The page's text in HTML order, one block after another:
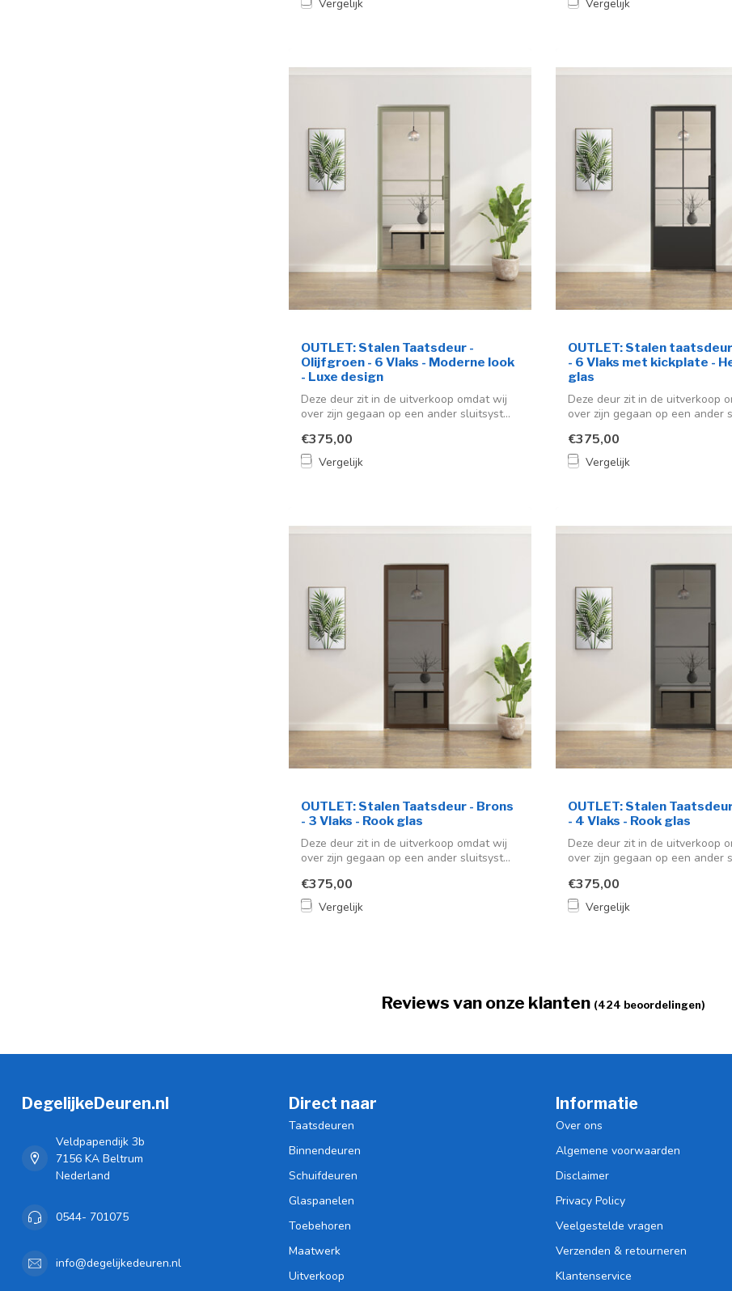
Vergelijk Vergelijk
OUTLET: Stalen Taatsdeur -
Olijfgroen - 6 Vlaks - Moderne look
- Luxe design
Deze deur zit in de uitverkoop omdat wij
over zijn gegaan op een ander sluitsyst...
€375,00
Vergelijk
OUTLET: Stalen
- 6 Vlaks met kickplate -
glas
Deze deur zit in de uitverkoop
over zijn gegaan op een ander
€375,00
Vergelijk
OUTLET: Stalen Taatsdeur - Brons
- 3 Vlaks - Rook glas
Deze deur zit in de uitverkoop omdat wij
over zijn gegaan op een ander sluitsyst...
€375,00
Vergelijk
OUTLET: Stalen
- 4 Vlaks - Rook glas
Deze deur zit in de uitverkoop
over zijn gegaan op een ander
€375,00
Vergelijk
Reviews van onze klanten (424 beoordelingen)
DegelijkeDeuren.nl
Veldpapendijk 3b
7156 KA Beltrum
Nederland
0544- 701075
info@degelijkedeuren.nl
Direct naar
Taatsdeuren
Binnendeuren
Schuifdeuren
Glaspanelen
Toebehoren
Maatwerk
Uitverkoop
Informatie
Over ons
Algemene voorwaarden
Disclaimer
Privacy Policy
Veelgestelde vragen
Verzenden & retourneren
Klantenservice